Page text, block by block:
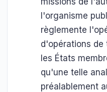
l'organisme
règlemente
d'opérations de
les États
qu'une telle
préalablement